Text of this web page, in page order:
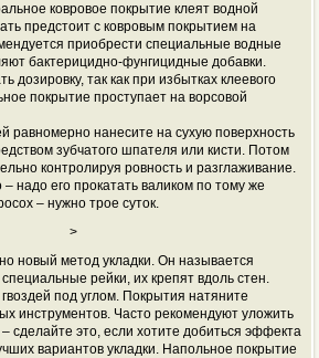
ковровое покрытие клеят водной
предстоит с ковровым покрытием на
приобрести специальные водные
бактерицидно-фунгицидные добавки.
дозировку, так как при избытках клеевого
покрытие проступает на ворсовой
равномерно нанесите на сухую поверхность
зубчатого шпателя или кисти. Потом
контролируя ровность и разглаживание.
надо его прокатать валиком по тому же
– нужно трое суток.
>
новый метод укладки. Он называется
рейки, их крепят вдоль стен.
под углом. Покрытия натяните
инструментов. Часто рекомендуют уложить
– сделайте это, если хотите добиться эффекта
вариантов укладки. Напольное покрытие